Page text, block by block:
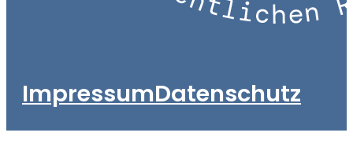
ImpressumDatenschutz